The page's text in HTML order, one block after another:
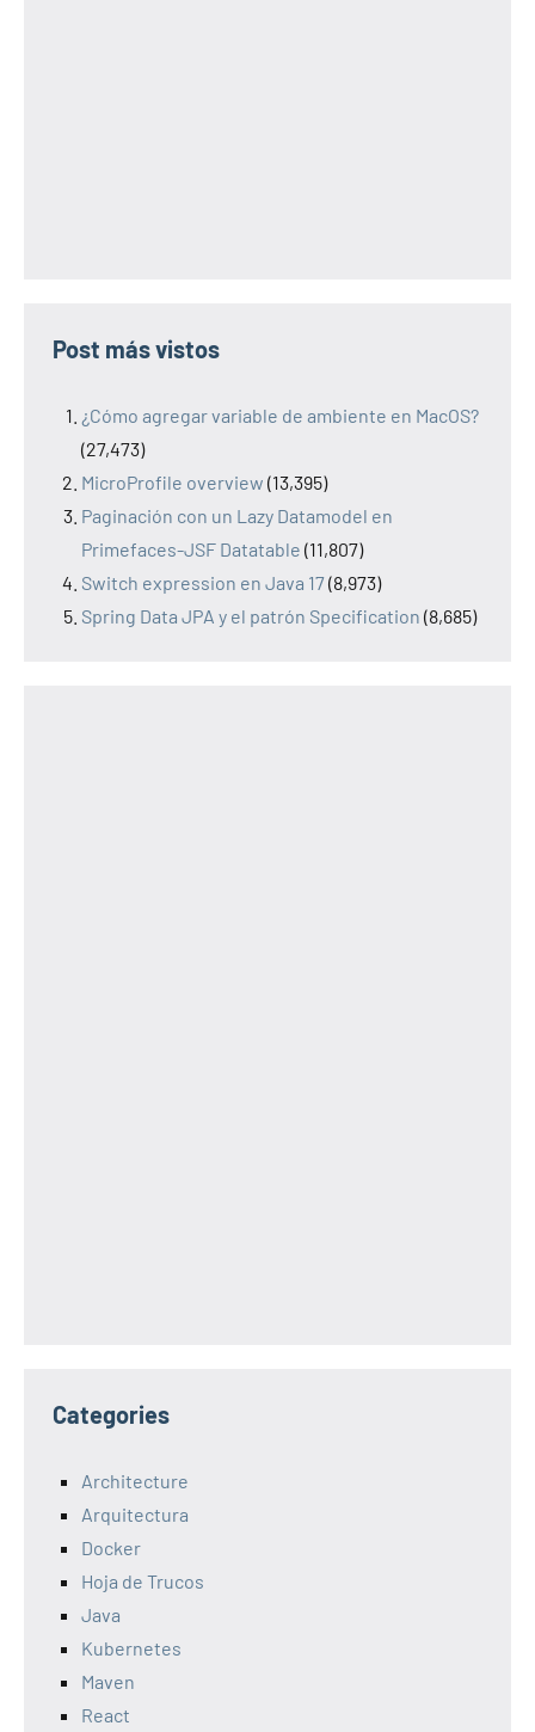
Post más vistos
¿Cómo agregar variable de ambiente en MacOS?
(27,473)
MicroProfile overview (13,395)
Paginación con un Lazy Datamodel en
Primefaces-JSF Datatable (11,807)
Switch expression en Java 17(8,973)
Spring Data JPA y el patrón Specification (8,685)
Categories
Architecture
Arquitectura
Docker
Hoja de Trucos
Java
Kubernetes
Maven
React